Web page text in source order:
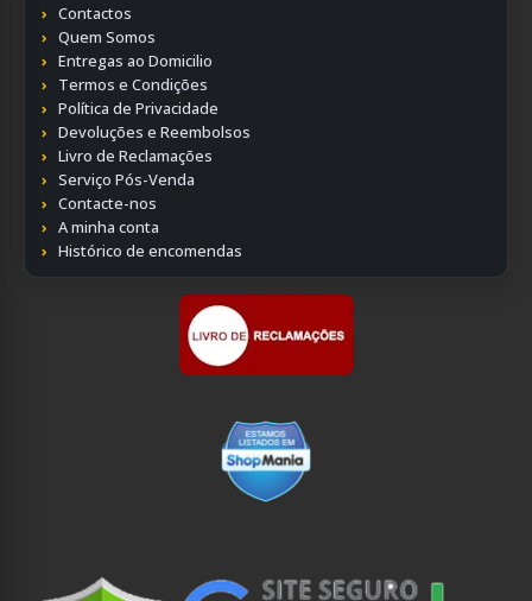
Contactos
Quem Somos
Entregas ao Domicilio
Termos e Condições
Política de Privacidade
Devoluções e Reembolsos
Livro de Reclamações
Serviço Pós-Venda
Contacte-nos
A minha conta
Histórico de encomendas